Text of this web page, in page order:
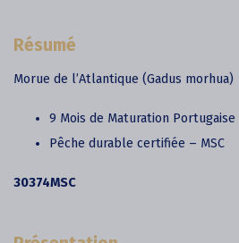
Résumé
Morue de l’Atlantique (Gadus morhua)
9 Mois de Maturation Portugaise
Pêche durable certifiée – MSC
30374MSC